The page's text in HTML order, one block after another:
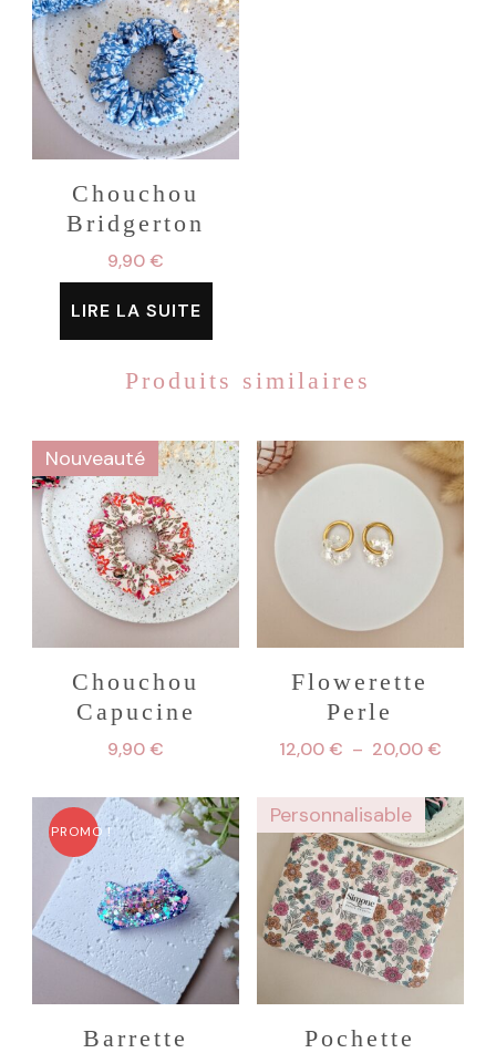
Chouchou
Bridgerton
9,90€
LIRE LA SUITE
Produits similaires
Nouveauté
Chouchou
Capucine
9,90€
Flowerette
Perle
12,00€ – 20,00€Plage
prix :
12,00
à
produit
a
plusieurs
variations.
Les
options
peuvent
PROMO !
Barrette
Personnalisable
Pochette